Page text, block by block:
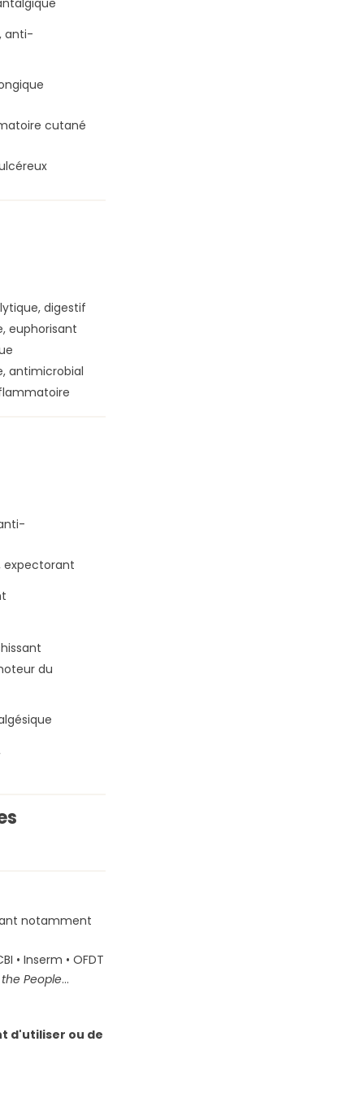
anti-
cutané
digestif
euphorisant
antimicrobial
du
notamment
• Inserm • OFDT
People…
d'utiliser ou de